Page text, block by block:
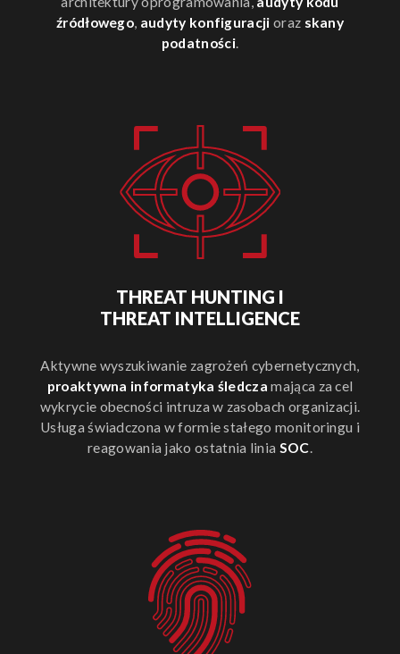
źródłowego, audyty konfiguracji oraz skany
podatności.
THREAT HUNTING I
THREAT INTELLIGENCE
Aktywne wyszukiwanie zagrożeń cybernetycznych,
proaktywna informatyka śledcza mająca za cel
wykrycie obecności intruza w zasobach organizacji.
Usługa świadczona w formie stałego monitoringu i
reagowania jako ostatnia linia SOC.